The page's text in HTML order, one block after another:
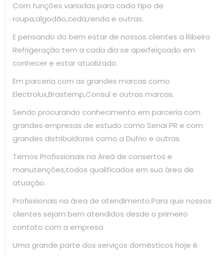
Com funções variadas para cada tipo de
roupa,algodão,ceda,renda e outras.
E pensando do bem estar de nossos clientes a Ribeiro
Refrigeração tem a cada dia se aperfeiçoado em
conhecer e estar atualizado.
Em parceria com as grandes marcas como
Electrolux,Brastemp,Consul e outras marcas.
Sendo procurando conhecimento em parceria com
grandes empresas de estudo como Senai PR e com
grandes distribuidores como a Dufrio e outras.
Temos Profissionais na Areá de consertos e
manutenções,todos qualificados em sua área de
atuação.
Profissionais na área de atendimento.Para que nossos
clientes sejam bem atendidos desde o primeiro
contato com a empresa.
Uma grande parte dos serviços domésticos hoje é